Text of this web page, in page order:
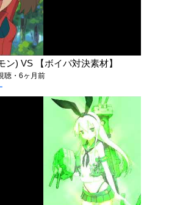
ン) VS 【ボイパ対決素材】
聴・6ヶ月前